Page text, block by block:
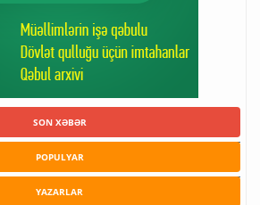
SON XƏBƏR
POPULYAR
YAZARLAR